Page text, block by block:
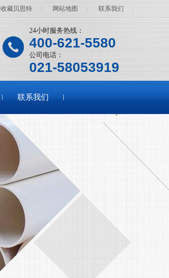
收藏贝思特 网站地图 联系我们
24小时服务热线：
400-621-5580
公司电话：
021-58053919
联系我们